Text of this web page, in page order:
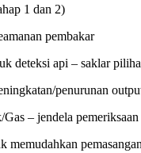
1 dan 2)
pembakar
deteksi api – saklar
penurunan
– jendela pemeriksaan
memudahkan